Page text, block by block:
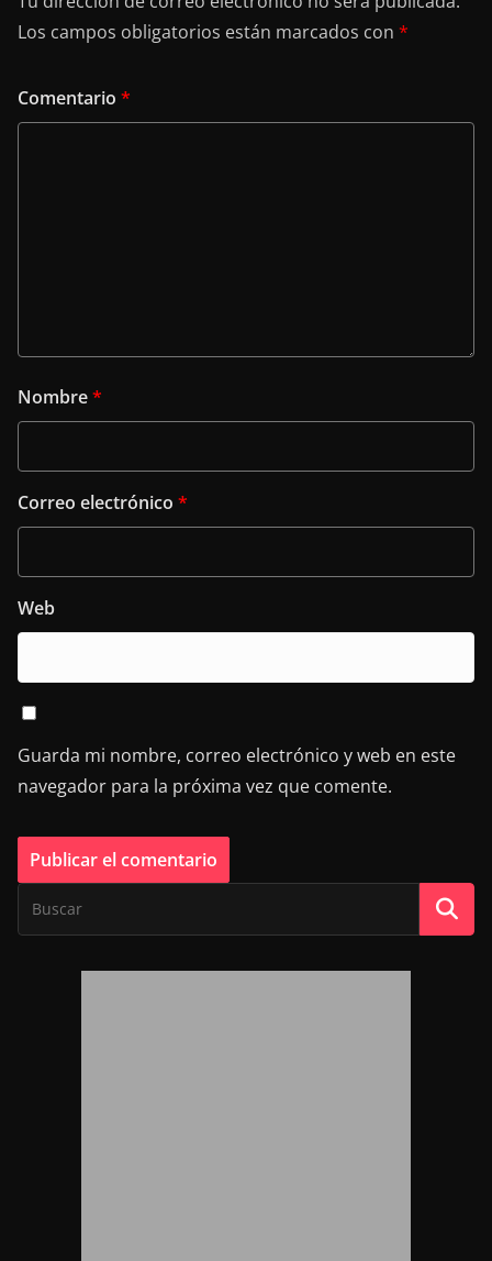
Los campos obligatorios están marcados con *
Comentario *
Nombre*
Correo electrónico *
Web
Guarda mi nombre, correo electrónico y web en este
navegador para la próxima vez que comente.